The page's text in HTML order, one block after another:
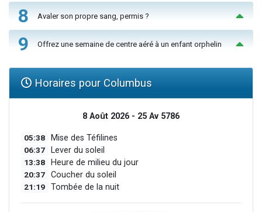
8 Avaler son propre sang, permis ?
9 Offrez une semaine de centre aéré à un enfant orphelin
Horaires pour Columbus
8 Août 2026 - 25 Av 5786
05:38 Mise des Téfilines
06:37 Lever du soleil
13:38 Heure de milieu du jour
20:37 Coucher du soleil
21:19 Tombée de la nuit